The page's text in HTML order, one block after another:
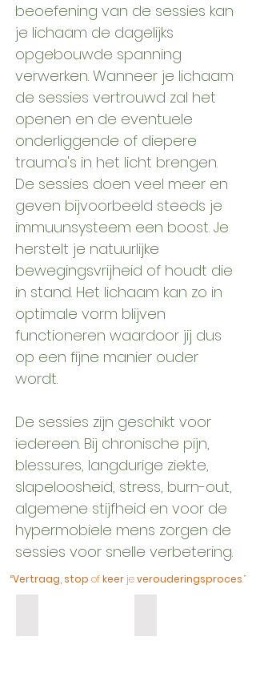
beoefening van de sessies kan
je lichaam de dagelijks
opgebouwde spanning
verwerken. Wanneer je lichaam
de sessies vertrouwd zal het
openen en de eventuele
onderliggende of diepere
trauma's in het licht brengen.
De sessies doen veel meer en
geven bijvoorbeeld steeds je
immuunsysteem een boost. Je
herstelt je natuurlijke
bewegingsvrijheid of houdt die
in stand. Het lichaam kan zo in
optimale vorm blijven
functioneren waardoor jij dus
op een fijne manier ouder
wordt.
De sessies zijn geschikt voor
iedereen. Bij chronische pijn,
blessures, langdurige ziekte,
slapeloosheid, stress, burn-out,
algemene stijfheid en voor de
hypermobiele mens zorgen de
sessies voor snelle verbetering.
“Vertraag, stop ofkeer jeverouderingsproces.”